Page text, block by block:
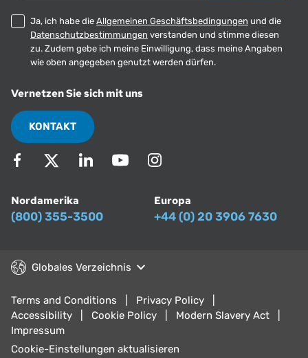
Ja, ich habe die Allgemeinen Geschäftsbedingungen und die
Datenschutzbestimmungen verstanden und stimme diesen
zu. Zudem gebe ich meine Einwilligung, dass meine Angaben
wie oben angegeben genutzt werden dürfen.
Vernetzen Sie sich mit uns
KONTAKT
Nordamerika
(800) 355-3500
Europa
+44 (0) 20 3906 7630
Globales Verzeichnis
Terms and Conditions
Privacy Policy
Accessibility
Cookie Policy
Modern Slavery Act
Impressum
Cookie-Einstellungen aktualisieren